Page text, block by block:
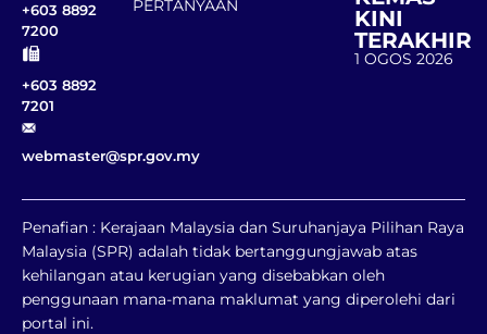
+603 8892
7200
+603 8892
7201
webmaster@spr.gov.my
PERTANYAAN
KINI
TERAKHIR
1 OGOS 2026
Penafian : Kerajaan Malaysia dan Suruhanjaya Pilihan Raya
Malaysia (SPR) adalah tidak bertanggungjawab atas
kehilangan atau kerugian yang disebabkan oleh
penggunaan mana-mana maklumat yang diperolehi dari
portal ini.